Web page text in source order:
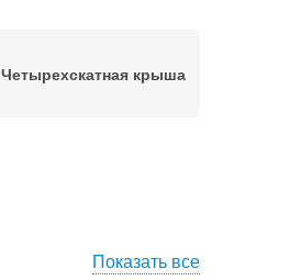
Четырехскатная крыша
Показать все